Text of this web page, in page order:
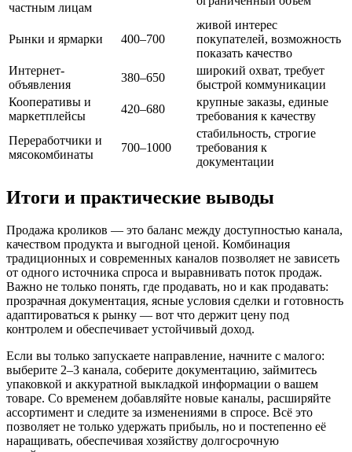
частным лицам
Рынки и ярмарки 400–700
живой интерес
покупателей, возможность
показать качество
Интернет-
объявления
380–650
широкий охват, требует
быстрой коммуникации
Кооперативы и
маркетплейсы
420–680
крупные заказы, единые
требования к качеству
Переработчики и
мясокомбинаты
700–1000
стабильность, строгие
требования к
документации
Итоги и практические выводы
Продажа кроликов — это баланс между доступностью канала,
качеством продукта и выгодной ценой. Комбинация
традиционных и современных каналов позволяет не зависеть
от одного источника спроса и выравнивать поток продаж.
Важно не только понять, где продавать, но и как продавать:
прозрачная документация, ясные условия сделки и готовность
адаптироваться к рынку — вот что держит цену под
контролем и обеспечивает устойчивый доход.
Если вы только запускаете направление, начните с малого:
выберите 2–3 канала, соберите документацию, займитесь
упаковкой и аккуратной выкладкой информации о вашем
товаре. Со временем добавляйте новые каналы, расширяйте
ассортимент и следите за изменениями в спросе. Всё это
позволяет не только удержать прибыль, но и постепенно её
наращивать, обеспечивая хозяйству долгосрочную